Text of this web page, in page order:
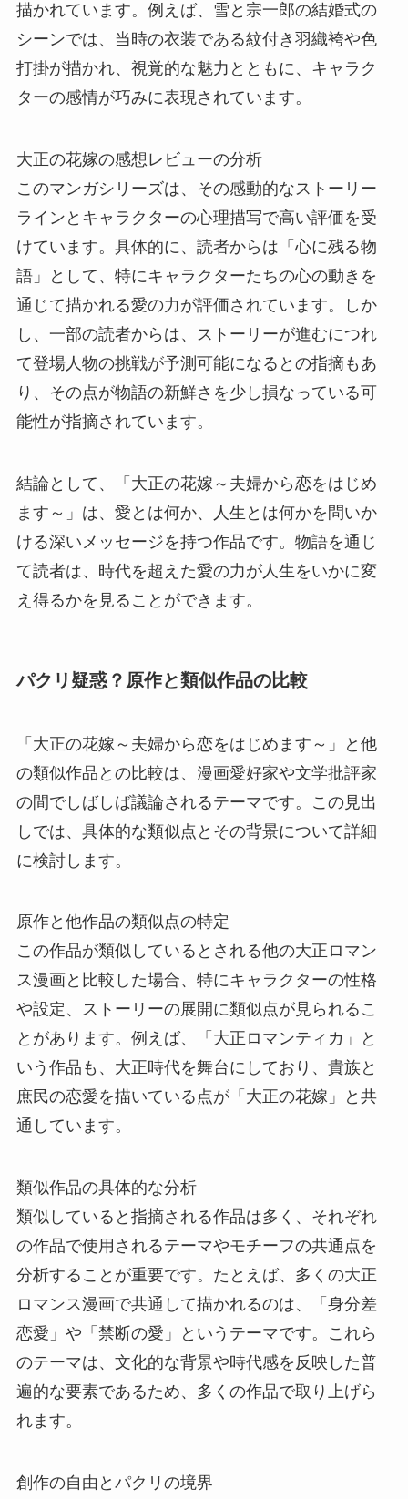
描かれています。例えば、雪と宗一郎の結婚式の
シーンでは、当時の衣装である紋付き羽織袴や色
打掛が描かれ、視覚的な魅力とともに、キャラク
ターの感情が巧みに表現されています。
大正の花嫁の感想レビューの分析
このマンガシリーズは、その感動的なストーリー
ラインとキャラクターの心理描写で高い評価を受
けています。具体的に、読者からは「心に残る物
語」として、特にキャラクターたちの心の動きを
通じて描かれる愛の力が評価されています。しか
し、一部の読者からは、ストーリーが進むにつれ
て登場人物の挑戦が予測可能になるとの指摘もあ
り、その点が物語の新鮮さを少し損なっている可
能性が指摘されています。
結論として、「大正の花嫁～夫婦から恋をはじめ
ます～」は、愛とは何か、人生とは何かを問いか
ける深いメッセージを持つ作品です。物語を通じ
て読者は、時代を超えた愛の力が人生をいかに変
え得るかを見ることができます。
パクリ疑惑？原作と類似作品の比較
「大正の花嫁～夫婦から恋をはじめます～」と他
の類似作品との比較は、漫画愛好家や文学批評家
の間でしばしば議論されるテーマです。この見出
しでは、具体的な類似点とその背景について詳細
に検討します。
原作と他作品の類似点の特定
この作品が類似しているとされる他の大正ロマン
ス漫画と比較した場合、特にキャラクターの性格
や設定、ストーリーの展開に類似点が見られるこ
とがあります。例えば、「大正ロマンティカ」と
いう作品も、大正時代を舞台にしており、貴族と
庶民の恋愛を描いている点が「大正の花嫁」と共
通しています。
類似作品の具体的な分析
類似していると指摘される作品は多く、それぞれ
の作品で使用されるテーマやモチーフの共通点を
分析することが重要です。たとえば、多くの大正
ロマンス漫画で共通して描かれるのは、「身分差
恋愛」や「禁断の愛」というテーマです。これら
のテーマは、文化的な背景や時代感を反映した普
遍的な要素であるため、多くの作品で取り上げら
れます。
創作の自由とパクリの境界